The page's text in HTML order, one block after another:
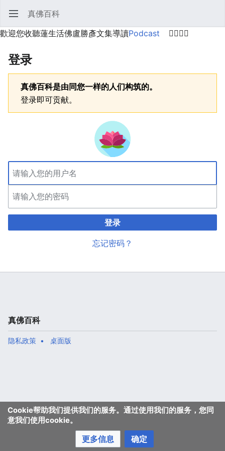
打开主菜单 真佛百科
歡迎您收聽蓮生活佛盧勝彥文集導讀Podcast 🙋‍♂️🙋‍♀️
登录
真佛百科是由同您一样的人们构筑的。
登录即可贡献。
登录
忘记密码？
Cookie帮助我们提供我们的服务。通过使用我们的服务，您同
意我们使用cookie。
更多信息 确定
真佛百科
隐私政策 桌面版